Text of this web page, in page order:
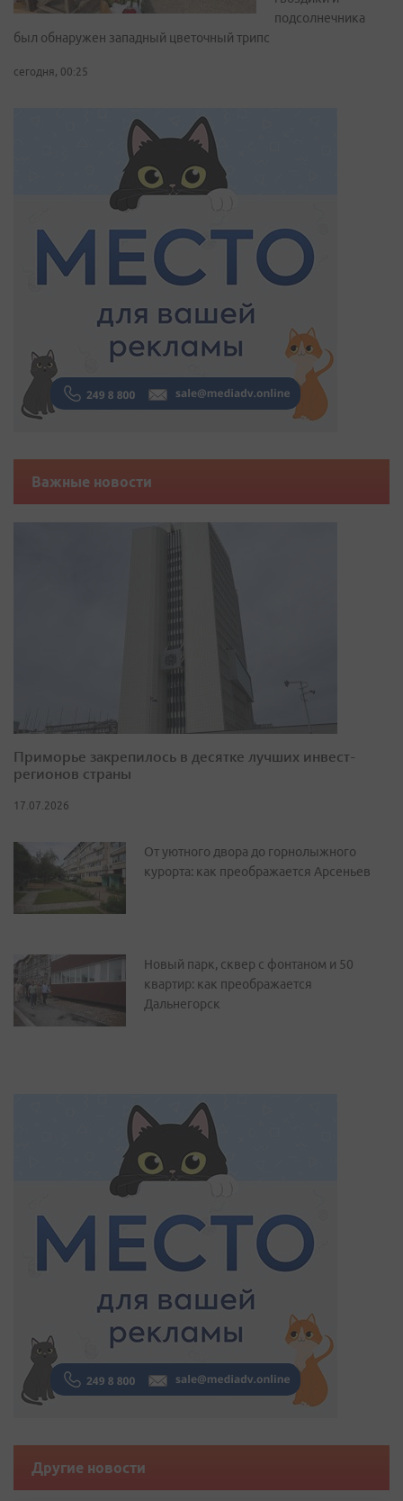
подсолнечника
был обнаружен западный цветочный трипс
сегодня, 00:25
Важные новости
Приморье закрепилось в десятке лучших инвест-
регионов страны
17.07.2026
От уютного двора до горнолыжного
курорта: как преображается Арсеньев
Новый парк, сквер с фонтаном и 50
квартир: как преображается
Дальнегорск
Другие новости